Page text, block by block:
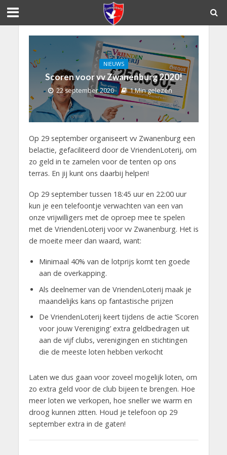
NIEUWS
Scoren voor vv Zwanenburg 2020!
22 september 2020 1 Min gelezen
Op 29 september organiseert vv Zwanenburg een
belactie, gefaciliteerd door de VriendenLoterij, om
zo geld in te zamelen voor de tenten op ons
terras. En jij kunt ons daarbij helpen!
Op 29 september tussen 18:45 uur en 22:00 uur
kun je een telefoontje verwachten van een van
onze vrijwilligers met de oproep mee te spelen
met de VriendenLoterij voor vv Zwanenburg. Het is
de moeite meer dan waard, want:
Minimaal 40% van de lotprijs komt ten goede
aan de overkapping.
Als deelnemer van de VriendenLoterij maak je
maandelijks kans op fantastische prijzen
De VriendenLoterij keert tijdens de actie ‘Scoren
voor jouw Vereniging’ extra geldbedragen uit
aan de vijf clubs, verenigingen en stichtingen
die de meeste loten hebben verkocht
Laten we dus gaan voor zoveel mogelijk loten, om
zo extra geld voor de club bijeen te brengen. Hoe
meer loten we verkopen, hoe sneller we warm en
droog kunnen zitten. Houd je telefoon op 29
september extra in de gaten!